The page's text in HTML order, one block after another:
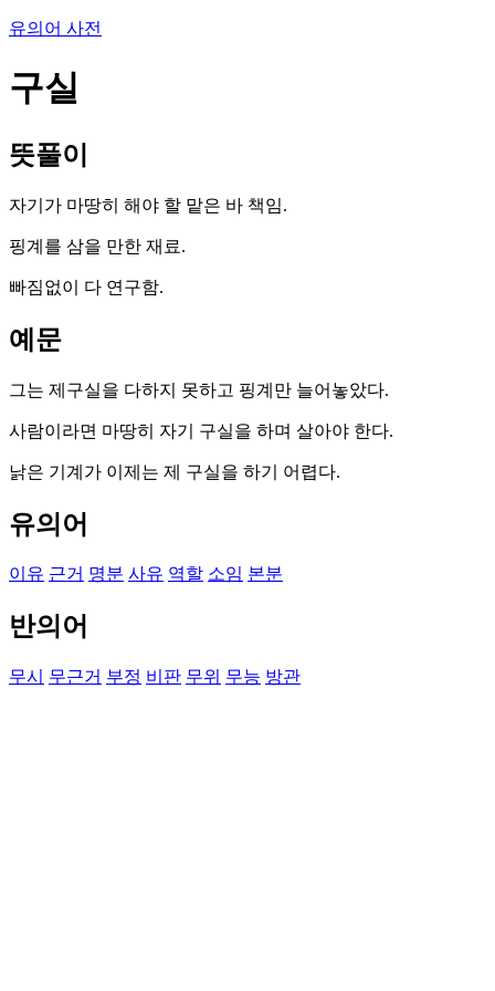
유의어 사전
구실
뜻풀이
자기가 마땅히 해야 할 맡은 바 책임.
핑계를 삼을 만한 재료.
빠짐없이 다 연구함.
예문
그는 제구실을 다하지 못하고 핑계만 늘어놓았다.
사람이라면 마땅히 자기 구실을 하며 살아야 한다.
낡은 기계가 이제는 제 구실을 하기 어렵다.
유의어
이유 근거 명분 사유 역할 소임 본분
반의어
무시 무근거 부정 비판 무위 무능 방관